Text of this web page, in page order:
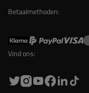
Betaalmethoden:
Vind ons: